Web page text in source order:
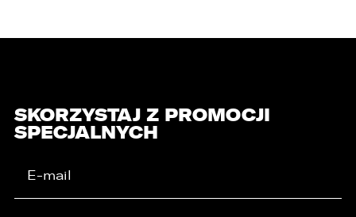
SKORZYSTAJ Z PROMOCJI
SPECJALNYCH